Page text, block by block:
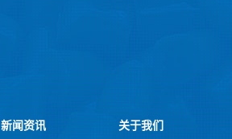
新闻资讯
关于我们